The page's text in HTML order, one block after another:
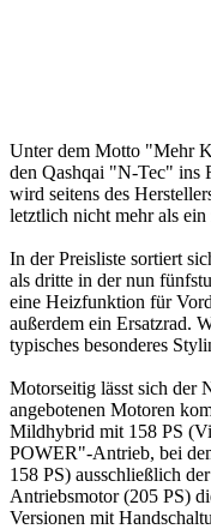
Unter dem Motto "Mehr
den Qashqai "N-Tec" ins
wird seitens des
letztlich nicht mehr als ein
In der Preisliste sortiert
als dritte in der nun
eine Heizfunktion für
außerdem ein Ersatzrad.
typisches besonderes
Motorseitig lässt sich der
angebotenen Motoren
Mildhybrid mit 158 PS
POWER"-Antrieb, bei
158 PS) ausschließlich
Antriebsmotor (205 PS)
Versionen mit